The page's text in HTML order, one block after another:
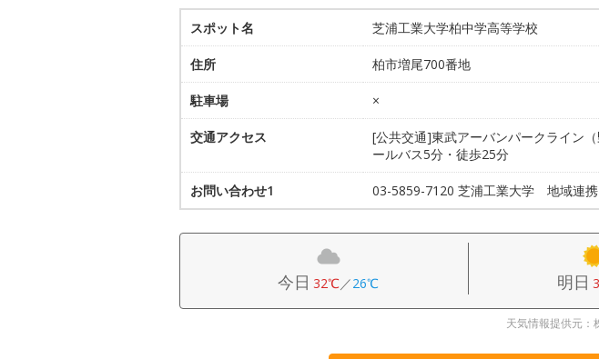
スポット名 芝浦工業大学柏中学高等学校
住所 柏市増尾700番地
駐車場 ×
交通アクセス
[公共交通]東武アーバンパークライン
ールバス5分・徒歩25分
お問い合わせ1 03-5859-7120 芝浦工業大学 地域連携
今日 32℃／26℃ 明日
天気情報提供元：